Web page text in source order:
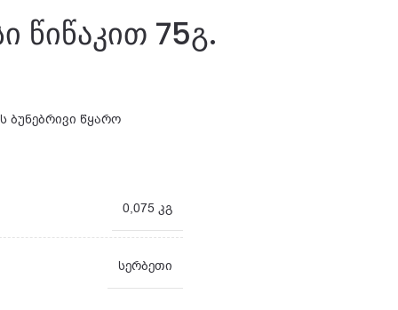
წიწაკით 75გ.
ბუნებრივი წყარო
0,075 კგ
სერბეთი